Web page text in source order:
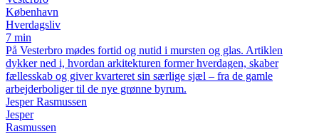
København
Hverdagsliv
7 min
På Vesterbro mødes fortid og nutid i mursten og glas. Artiklen
dykker ned i, hvordan arkitekturen former hverdagen, skaber
fællesskab og giver kvarteret sin særlige sjæl – fra de gamle
arbejderboliger til de nye grønne byrum.
Jesper Rasmussen
Jesper
Rasmussen